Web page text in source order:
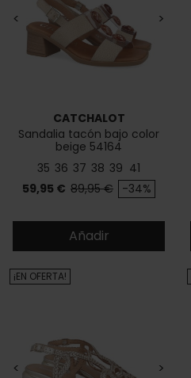
< >
CATCHALOT
Sandalia tacón bajo color
beige 54164
35 36 37 38 39 41
Precio
59,95 € Precio base
89,95 € -34%
Añadir
< >
¡EN OFERTA!